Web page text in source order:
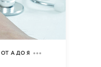
А ДО Я